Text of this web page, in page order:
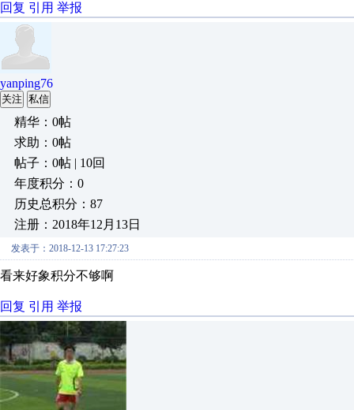
回复 引用 举报
yanping76
关注 私信
精华：0帖
求助：0帖
帖子：0帖 | 10回
年度积分：0
历史总积分：87
注册：2018年12月13日
发表于：2018-12-13 17:27:23
看来好象积分不够啊
回复 引用 举报